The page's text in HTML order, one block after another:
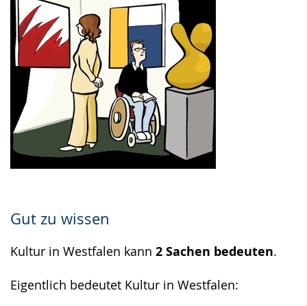
Gut zu wissen
Kultur in Westfalen kann 2 Sachen bedeuten.
Eigentlich bedeutet Kultur in Westfalen: